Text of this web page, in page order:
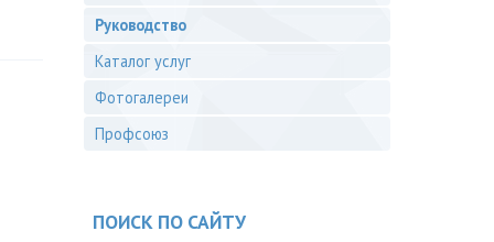
Руководство
Каталог услуг
Фотогалереи
Профсоюз
ПОИСК ПО САЙТУ